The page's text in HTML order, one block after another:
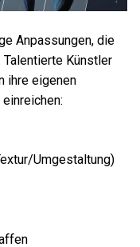
Anpassungen, die
Talentierte Künstler
ihre eigenen
Umgestaltung)